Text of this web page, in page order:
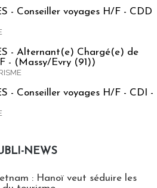
- Conseiller voyages H/F - CDD
- Alternant(e) Chargé(e) de
- (Massy/Evry (91))
- Conseiller voyages H/F - CDI -
NEWS
: Hanoï veut séduire les